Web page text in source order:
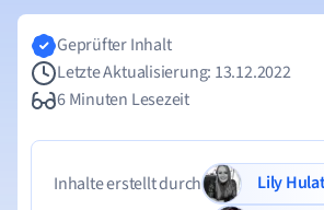
Geprüfter Inhalt
Letzte Aktualisierung: 13.12.2022
6 Minuten Lesezeit
Inhalte erstellt durch
Lily